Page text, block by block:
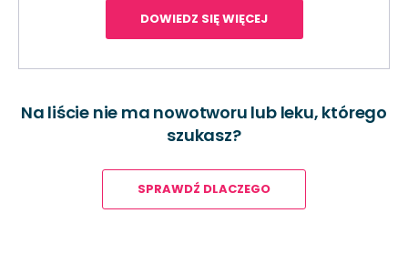
DOWIEDZ SIĘ WIĘCEJ
Na liście nie ma nowotworu lub leku, którego
szukasz?
SPRAWDŹ DLACZEGO